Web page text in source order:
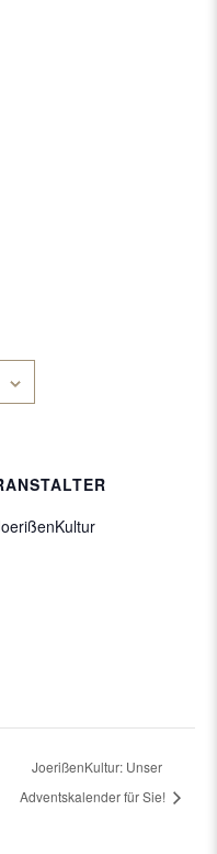
JoerißenKultur: Unser
Adventskalender für Sie!